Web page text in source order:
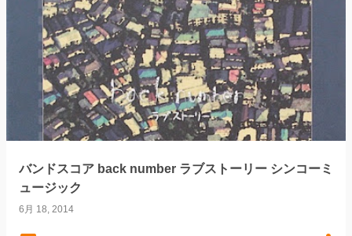
バンドスコア back number ラブストーリー シンコーミ
ュージック
6月 18, 2014